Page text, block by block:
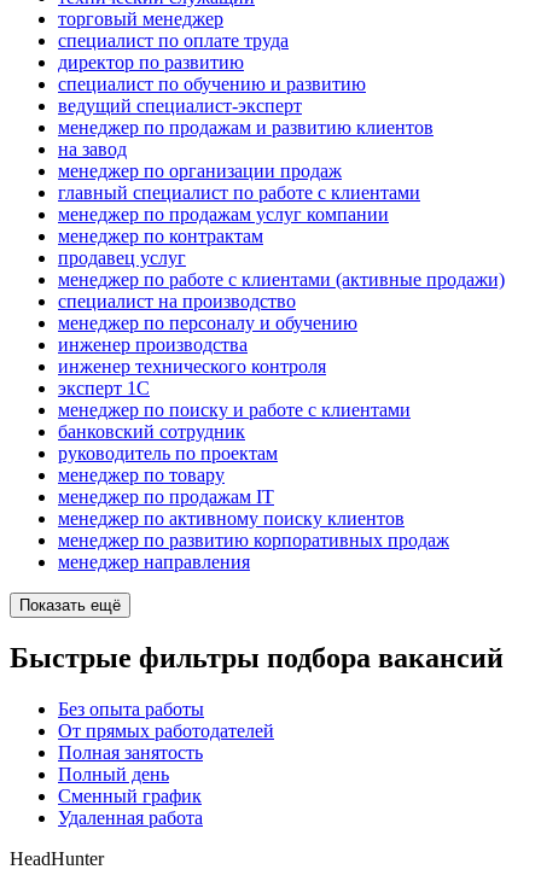
торговый менеджер
специалист по оплате труда
директор по развитию
специалист по обучению и развитию
ведущий специалист-эксперт
менеджер по продажам и развитию клиентов
на завод
менеджер по организации продаж
главный специалист по работе с клиентами
менеджер по продажам услуг компании
менеджер по контрактам
продавец услуг
менеджер по работе с клиентами (активные продажи)
специалист на производство
менеджер по персоналу и обучению
инженер производства
инженер технического контроля
эксперт 1С
менеджер по поиску и работе с клиентами
банковский сотрудник
руководитель по проектам
менеджер по товару
менеджер по продажам IT
менеджер по активному поиску клиентов
менеджер по развитию корпоративных продаж
менеджер направления
Показать ещё
Быстрые фильтры подбора вакансий
Без опыта работы
От прямых работодателей
Полная занятость
Полный день
Сменный график
Удаленная работа
HeadHunter